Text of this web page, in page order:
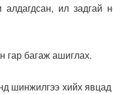
ил задгай
гар багаж ашиглах.
шинжилгээ хийх